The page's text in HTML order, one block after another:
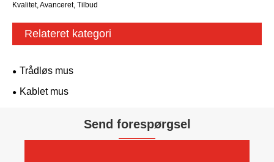
Kvalitet, Avanceret, Tilbud
Relateret kategori
Trådløs mus
Kablet mus
Send forespørgsel